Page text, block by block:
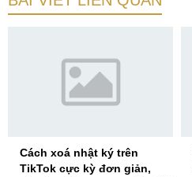
Cách xoá nhật ký trên
TikTok cực kỳ đơn giản,